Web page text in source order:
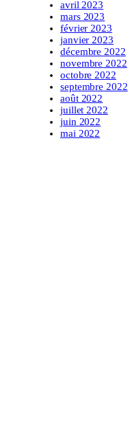
avril 2023
mars 2023
février 2023
janvier 2023
décembre 2022
novembre 2022
octobre 2022
septembre 2022
août 2022
juillet 2022
juin 2022
mai 2022